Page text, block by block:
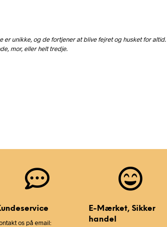
er unikke, og de fortjener at blive fejret og husket for altid.
mor, eller helt tredje.
os på email:
E-Mærket, Sikker
handel